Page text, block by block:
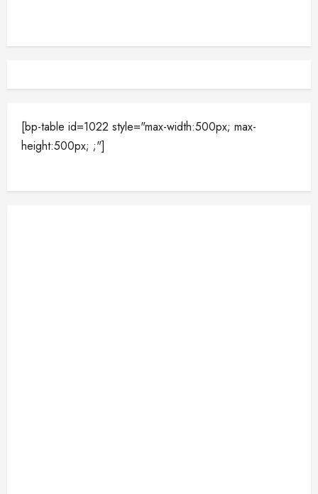
[bp-table id=1022 style="max-width:500px; max-
height:500px; ;"]